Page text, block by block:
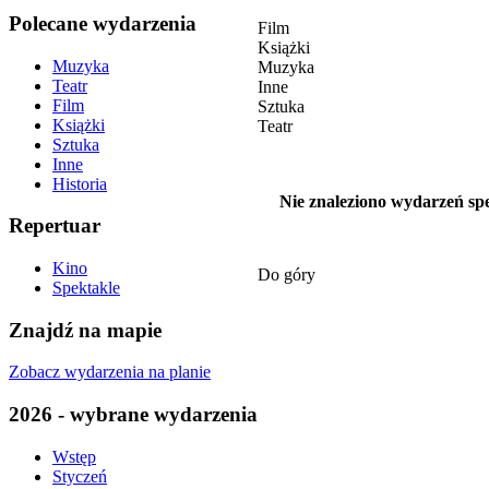
Polecane wydarzenia
Muzyka
Teatr
Film
Książki
Sztuka
Inne
Historia
Repertuar
Kino
Spektakle
Znajdź na mapie
Zobacz wydarzenia na planie
2026 - wybrane wydarzenia
Wstęp
Styczeń
Film
Książki
Muzyka
Inne
Sztuka
Teatr
Nie znaleziono wydarzeń
Do góry